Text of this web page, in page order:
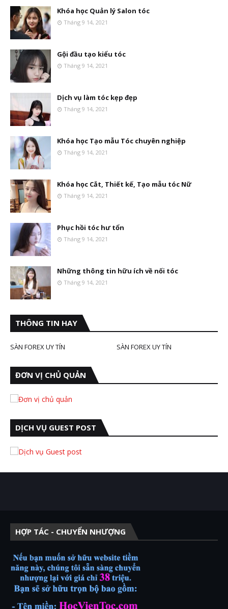
Khóa học Quản lý Salon tóc
Tháng 9 14, 2021
Gội đầu tạo kiểu tóc
Tháng 9 14, 2021
Dịch vụ làm tóc kẹp đẹp
Tháng 9 14, 2021
Khóa học Tạo mẫu Tóc chuyên nghiệp
Tháng 9 14, 2021
Khóa học Cắt, Thiết kế, Tạo mẫu tóc Nữ
Tháng 9 14, 2021
Phục hồi tóc hư tổn
Tháng 9 14, 2021
Những thông tin hữu ích về nối tóc
Tháng 9 14, 2021
THÔNG TIN HAY
SÀN FOREX UY TÍN SÀN FOREX UY TÍN
ĐƠN VỊ CHỦ QUẢN
DỊCH VỤ GUEST POST
HỢP TÁC - CHUYỂN NHƯỢNG